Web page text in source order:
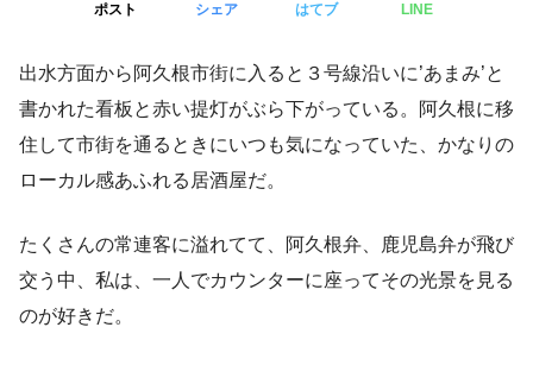
ポスト シェア はてブ LINE
出水方面から阿久根市街に入ると３号線沿いに’あまみ’と
書かれた看板と赤い提灯がぶら下がっている。阿久根に移
住して市街を通るときにいつも気になっていた、かなりの
ローカル感あふれる居酒屋だ。
たくさんの常連客に溢れてて、阿久根弁、鹿児島弁が飛び
交う中、私は、一人でカウンターに座ってその光景を見る
のが好きだ。